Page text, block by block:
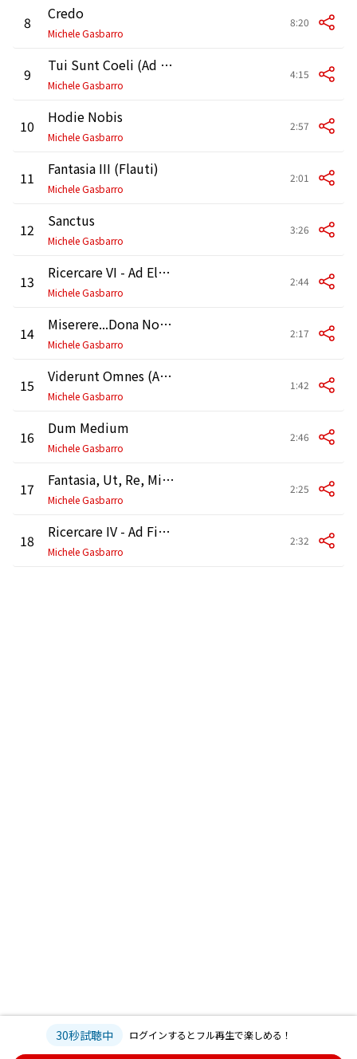
8 Credo
Michele Gasbarro
8:20
9 Tui Sunt Coeli (Ad Offertorium)
Michele Gasbarro
4:15
10 Hodie Nobis
Michele Gasbarro
2:57
11 Fantasia III (Flauti)
Michele Gasbarro
2:01
12 Sanctus
Michele Gasbarro
3:26
13 Ricercare VI - Ad Elevationem (Organo)
Michele Gasbarro
2:44
14 Miserere...Dona Nobis Pacem (Agnus Dei)
Michele Gasbarro
2:17
15 Viderunt Omnes (Ad Communionem)
Michele Gasbarro
1:42
16 Dum Medium
Michele Gasbarro
2:46
17 Fantasia, Ut, Re, Mi, Fa,Sol, La (Flauti)
Michele Gasbarro
2:25
18 Ricercare IV - Ad Finem (Organo)
Michele Gasbarro
2:32
30秒試聴中 ログインするとフル再生で楽しめる！